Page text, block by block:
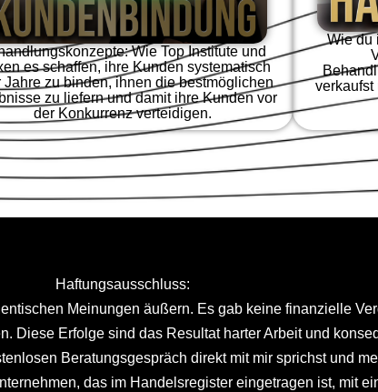
Wie Top Institute und
es schaffen, ihre Kunden systematisch
Jahre zu binden, ihnen die bestmöglichen
zu liefern und damit ihre Kunden vor
der Konkurrenz verteidigen.
Wie du
verkaufst
Haftungsausschluss:
Meinungen äußern. Es gab keine finanzielle
Diese Erfolge sind das Resultat harter Arbeit und
Beratungsgespräch direkt mit mir sprichst und
das im Handelsregister eingetragen ist, mit